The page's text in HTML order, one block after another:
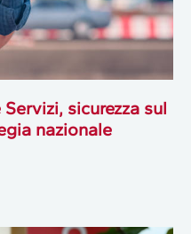
sicurezza sul
nazionale